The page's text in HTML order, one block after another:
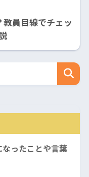
員目線でチェッ
ったことや言葉